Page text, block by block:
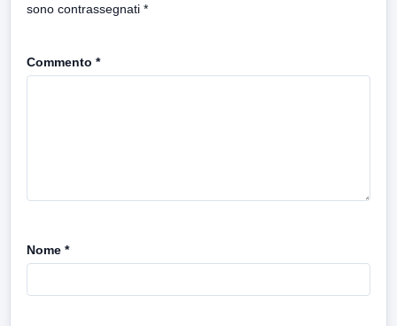
sono contrassegnati *
Commento *
Nome *